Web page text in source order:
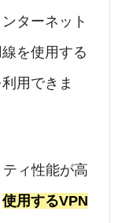
ターネット
を使用する
用できま
ィ性能が高
使用するVPN